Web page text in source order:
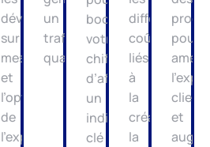
développements
sur
mesure
et
l’optimisation
de
l’expérience
un
trafic
qualifié.
booster
votre
chiffre
d’affaires,
un
indicateur
clé
différents
coûts
liés
à
la
création,
la
pour
client
et